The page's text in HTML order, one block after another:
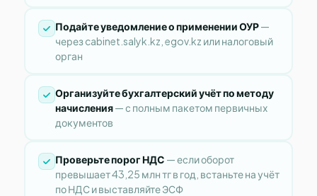
Подайте уведомление о применении ОУР—
через cabinet.salyk.kz, egov.kz или налоговый
орган
Организуйте бухгалтерский учёт по методу
начисления— с полным пакетом первичных
документов
Проверьте порог НДС — если оборот
превышает 43,25 млн тг в год, встаньте на учёт
по НДС и выставляйте ЭСФ